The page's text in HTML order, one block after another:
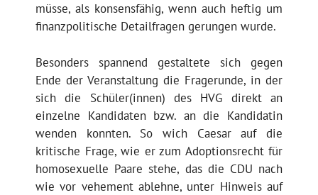
müsse, als konsensfähig, wenn auch heftig um
finanzpolitische Detailfragen gerungen wurde.
Besonders spannend gestaltete sich gegen
Ende der Veranstaltung die Fragerunde, in der
sich die Schüler(innen) des HVG direkt an
einzelne Kandidaten bzw. an die Kandidatin
wenden konnten. So wich Caesar auf die
kritische Frage, wie er zum Adoptionsrecht für
homosexuelle Paare stehe, das die CDU nach
wie vor vehement ablehne, unter Hinweis auf